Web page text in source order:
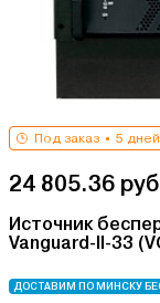
Под заказ 5 дней
24 805.36
Источник
Vanguard-II-33
ДОСТАВИМ ПО МИНСКУ